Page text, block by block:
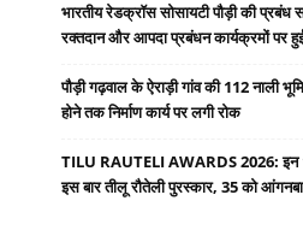
भारतीय रेडक्रॉस सोसायटी पौड़ी की प्रबंध
रक्तदान और आपदा प्रबंधन कार्यक्रमों पर हुई
पौड़ी गढ़वाल के ऐराड़ी गांव की 112 नाली
होने तक निर्माण कार्य पर लगी रोक
TILU RAUTELI AWARDS 2026: इन
इस बार तीलू रौतेली पुरस्कार, 35 को